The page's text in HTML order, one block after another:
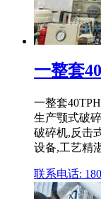
一整套
一整套
生产颚式破
破碎机,反击
设备,工艺精
联系电话: